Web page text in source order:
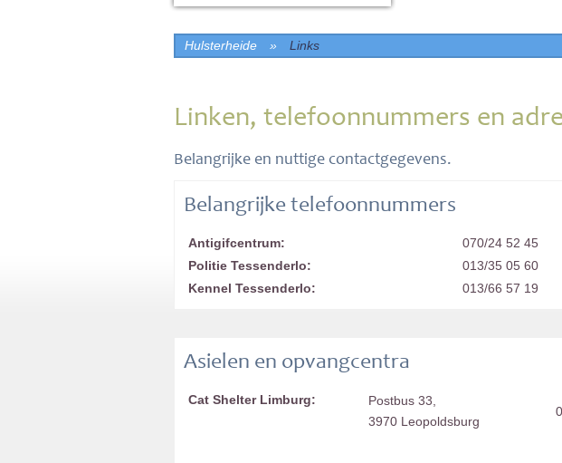
Hulsterheide » Links
Linken, telefoonnummers en
Belangrijke en nuttige contactgegevens.
Belangrijke telefoonnummers
Antigifcentrum:
070/24 52 45
Politie Tessenderlo:
013/35 05 60
Kennel Tessenderlo:
013/66 57 19
Asielen en opvangcentra
Cat Shelter Limburg:
Postbus 33,
3970 Leopoldsburg